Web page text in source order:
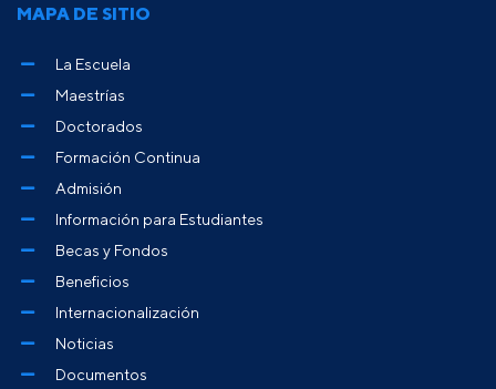
MAPA DE SITIO
La Escuela
Maestrías
Doctorados
Formación Continua
Admisión
Información para Estudiantes
Becas y Fondos
Beneficios
Internacionalización
Noticias
Documentos